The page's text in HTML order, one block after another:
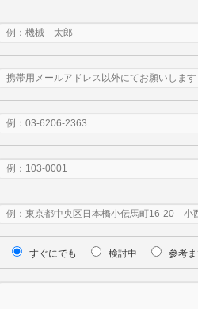
すぐにでも 検討中 参考